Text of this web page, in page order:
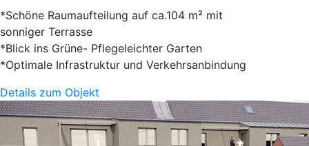
*Schöne Raumaufteilung auf ca.104 m² mit
sonniger Terrasse
*Blick ins Grüne- Pflegeleichter Garten
*Optimale Infrastruktur und Verkehrsanbindung
Details zum Objekt